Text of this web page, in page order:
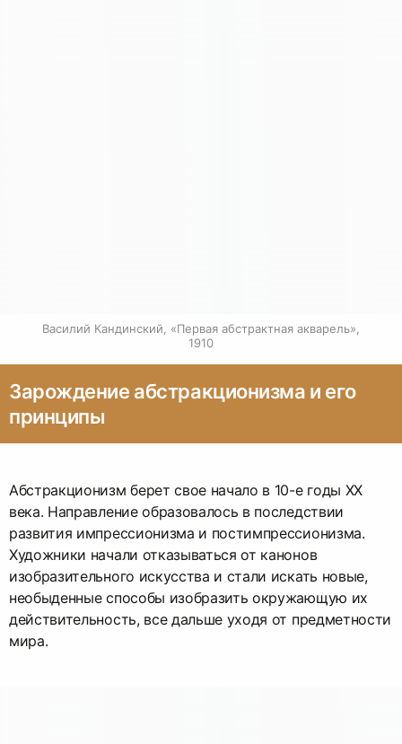
Василий Кандинский, «Первая абстрактная акварель»,
1910
Зарождение абстракционизма и его
принципы
Абстракционизм берет свое начало в 10-е годы XX
века. Направление образовалось в последствии
развития импрессионизма и постимпрессионизма.
Художники начали отказываться от канонов
изобразительного искусства и стали искать новые,
необыденные способы изобразить окружающую их
действительность, все дальше уходя от предметности
мира.